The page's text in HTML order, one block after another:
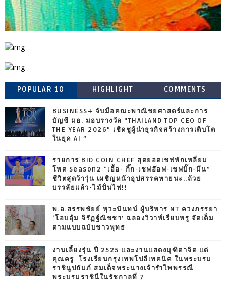
POPULAR 10 HIGHLIGHT COMMENTS
BUSINESS+ จับมือคณะพาณิชยศาสตร์และการ
บัญชี มธ. มอบรางวัล “THAILAND TOP CEO OF
THE YEAR 2026” เชิดชูผู้นำธุรกิจสร้างการเติบโต
ในยุค AI ”
รายการ BID COIN CHEF สุดยอดเชฟหักเหลี่ยม
โหด Season2 “เอื้อ- กิ๊ก-เชฟอ๊อฟ-เชฟบิ๊ก-มีน”
ชีวิตสุดว้าวุ่น เผชิญหน้าอุปสรรคหายนะ..ถ้วย
บรรลัยแล้ว-ไม้ปั่นไฟ!!
พ.อ.สรรพชัยย์ หุวะนันทน์ ผู้บริหาร NT ควงภรรยา
‘โอบอุ้ม จิรัฏฐ์ณิชชา’ ฉลองวิวาห์เรียบหรู จัดเต็ม
ตามแบบฉบับชาวพุทธ
งานเลี้ยงรุ่น ปี 2525 และงานแสดงมุฑิตาจิต แด่
คุณครู โรงเรียนกรุงเทพโปลีเทคนิค ในพระบรม
ราชินูปถัมภ์ สมเด็จพระนางเจ้ารำไพพรรณี
พระบรมราชินีในรัชกาลที่ 7